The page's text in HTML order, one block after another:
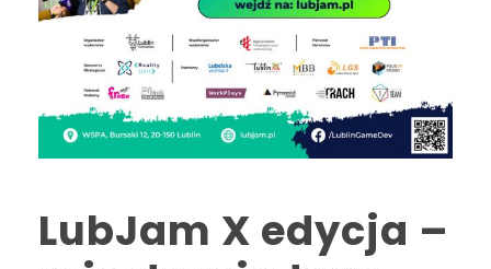
LubJam X edycja –